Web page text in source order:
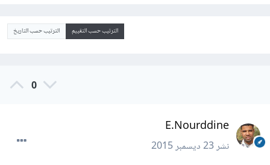
الترتيب حسب التقييم الترتيب حسب التاريخ
0
E.Nourddine
نشر23 ديسمبر 2015